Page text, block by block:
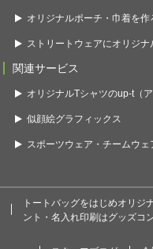
オリジナルポーチ・巾着を作
ストリートウェアにオリジナ
関連サービス
オリジナルTシャツのup-t（ア
似顔絵グラフィックス
スポーツウェア・チームウ
トートバッグをはじめオリジ
ント・名入れ印刷はグッズコ